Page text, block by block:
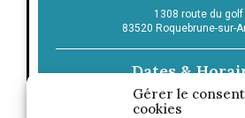
Gérer le
cookies
1308 route du golf
83520 Roquebrune-sur-
Dates &